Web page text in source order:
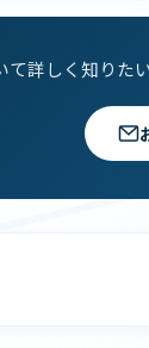
て詳しく知りた